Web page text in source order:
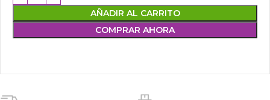
AÑADIR AL CARRITO
COMPRAR AHORA